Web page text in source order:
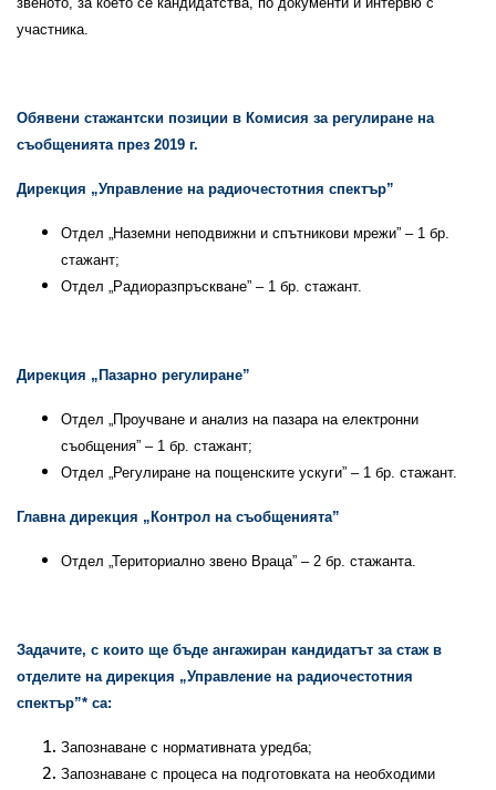
участника.
Обявени стажантски позиции в Комисия за регулиране на
съобщенията през 2019 г.
Дирекция „Управление на радиочестотния спектър”
Отдел „Наземни неподвижни и спътникови мрежи” – 1 бр.
стажант;
Отдел „Радиоразпръскване” – 1 бр. стажант.
Дирекция „Пазарно регулиране”
Отдел „Проучване и анализ на пазара на електронни
съобщения” – 1 бр. стажант;
Отдел „Регулиране на пощенските ускуги” – 1 бр. стажант.
Главна дирекция „Контрол на съобщенията”
Отдел „Териториално звено Враца” – 2 бр. стажанта.
Задачите, с които ще бъде ангажиран кандидатът за стаж в
отделите на дирекция „Управление на радиочестотния
спектър”* са:
Запознаване с нормативната уредба;
Запознаване с процеса на подготовката на необходими